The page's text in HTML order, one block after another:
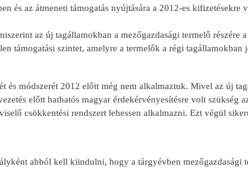
és az átmeneti támogatás nyújtására a 2012-es
az új tagállamokban a mezőgazdasági termelő részére
támogatási szintet, amelyre a termelők a régi
és módszerét 2012 előtt még nem alkalmaztuk. Mivel az új
előtt hathatós magyar érdekérvényesítésre volt szükség
csökkentési rendszert lehessen alkalmazni. Ezt végül
abból kell kiindulni, hogy a tárgyévben